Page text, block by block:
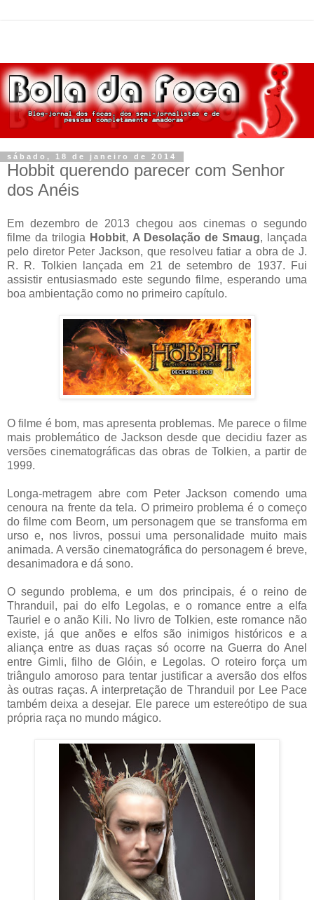
sábado, 18 de janeiro de 2014
Hobbit querendo parecer com Senhor
dos Anéis
Em dezembro de 2013 chegou aos cinemas o segundo
filme da trilogia Hobbit, A Desolação de Smaug, lançada
pelo diretor Peter Jackson, que resolveu fatiar a obra de J.
R. R. Tolkien lançada em 21 de setembro de 1937. Fui
assistir entusiasmado este segundo filme, esperando uma
boa ambientação como no primeiro capítulo.
O filme é bom, mas apresenta problemas. Me parece o filme
mais problemático de Jackson desde que decidiu fazer as
versões cinematográficas das obras de Tolkien, a partir de
1999.
Longa-metragem abre com Peter Jackson comendo uma
cenoura na frente da tela. O primeiro problema é o começo
do filme com Beorn, um personagem que se transforma em
urso e, nos livros, possui uma personalidade muito mais
animada. A versão cinematográfica do personagem é breve,
desanimadora e dá sono.
O segundo problema, e um dos principais, é o reino de
Thranduil, pai do elfo Legolas, e o romance entre a elfa
Tauriel e o anão Kili. No livro de Tolkien, este romance não
existe, já que anões e elfos são inimigos históricos e a
aliança entre as duas raças só ocorre na Guerra do Anel
entre Gimli, filho de Glóin, e Legolas. O roteiro força um
triângulo amoroso para tentar justificar a aversão dos elfos
às outras raças. A interpretação de Thranduil por Lee Pace
também deixa a desejar. Ele parece um estereótipo de sua
própria raça no mundo mágico.